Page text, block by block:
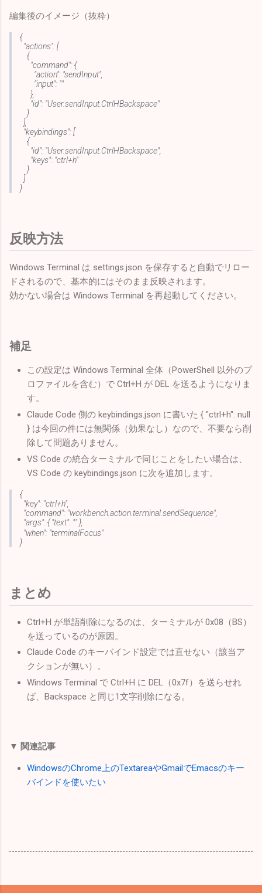
編集後のイメージ（抜粋）
{
"actions": [
{
"command": {
"action": "sendInput",
"input": ""
},
"id": "User.sendInput.CtrlHBackspace"
}
],
"keybindings": [
{
"id": "User.sendInput.CtrlHBackspace",
"keys": "ctrl+h"
}
]
}
反映方法
Windows Terminal は settings.json を保存すると自動でリロー
ドされるので、基本的にはそのまま反映されます。
効かない場合は Windows Terminal を再起動してください。
補足
この設定は Windows Terminal 全体（PowerShell 以外のプ
ロファイルを含む）で Ctrl+H が DEL を送るようになりま
す。
Claude Code 側の keybindings.json に書いた { "ctrl+h": null
} は今回の件には無関係（効果なし）なので、不要なら削
除して問題ありません。
VS Code の統合ターミナルで同じことをしたい場合は、
VS Code の keybindings.json に次を追加します。
{
"key": "ctrl+h",
"command": "workbench.action.terminal.sendSequence",
"args": { "text": "" },
"when": "terminalFocus"
}
まとめ
Ctrl+H が単語削除になるのは、ターミナルが 0x08（BS）
を送っているのが原因。
Claude Code のキーバインド設定では直せない（該当ア
クションが無い）。
Windows Terminal で Ctrl+H に DEL（0x7f）を送らせれ
ば、Backspace と同じ1文字削除になる。
▼ 関連記事
WindowsのChrome上のTextareaやGmailでEmacsのキー
バインドを使いたい